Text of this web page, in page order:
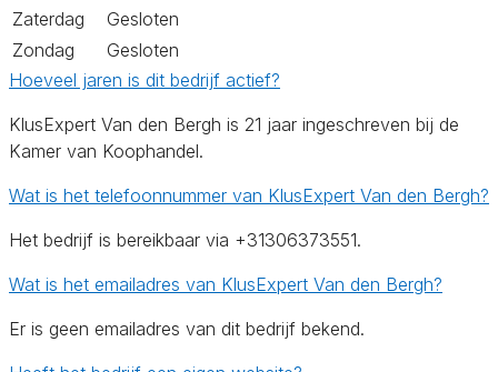
Zaterdag
Gesloten
Zondag
Gesloten
Hoeveel jaren is dit bedrijf actief?
KlusExpert Van den Bergh is 21 jaar ingeschreven bij de
Kamer van Koophandel.
Wat is het telefoonnummer van KlusExpert Van den Bergh?
Het bedrijf is bereikbaar via +31306373551.
Wat is het emailadres van KlusExpert Van den Bergh?
Er is geen emailadres van dit bedrijf bekend.